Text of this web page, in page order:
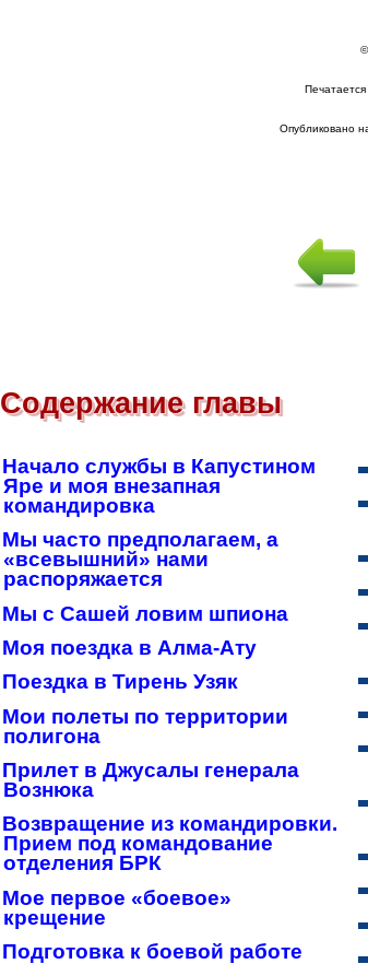
Опубликовано
Содержание главы
Начало службы в Капустином
Яре и моя внезапная
командировка
Мы часто предполагаем, а
«всевышний» нами
распоряжается
Мы с Сашей ловим шпиона
Моя поездка в Алма-Ату
Поездка в Тирень Узяк
Мои полеты по территории
полигона
Прилет в Джусалы генерала
Вознюка
Возвращение из командировки.
Прием под командование
отделения БРК
Мое первое «боевое»
крещение
Подготовка к боевой работе